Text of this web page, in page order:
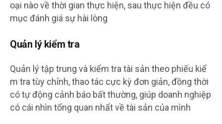
oại nào về thời gian thực hiện, sau thực hiện đều có
mục đánh giá sự hài lòng
Quản lý kiểm tra
Quản lý tập trung và kiểm tra tài sản theo phiếu kiể
m tra tùy chỉnh, thao tác cực kỳ đơn giản, đồng thời
có tự động cảnh báo bất thường, giúp doanh nghiệp
có cái nhìn tổng quan nhất về tài sản của mình